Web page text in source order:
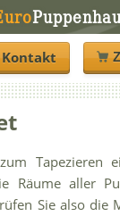
Kontakt
Tapezieren
Räume aller
Sie also die